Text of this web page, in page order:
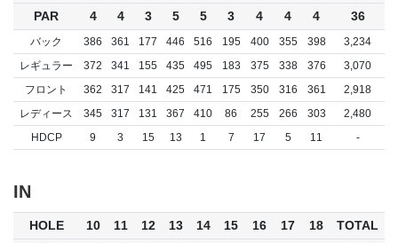
PAR
4 4 3 5 5 3 4 4 4 36
バック 386 361 177 446 516 195 400 355 398
3,234
レギュラー
372 341 155 435 495 183 375 338 376
3,070
フロント
362 317 141 425 471 175 350 316 361
2,918
レディース
345 317 131 367 410 86 255 266 303
2,480
HDCP
9 3 15 13 1 7 17 5 11 -
IN
HOLE 10 11 12 13 14 15 16 17 18
TOTAL